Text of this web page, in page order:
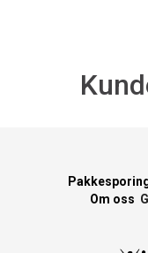
Om oss